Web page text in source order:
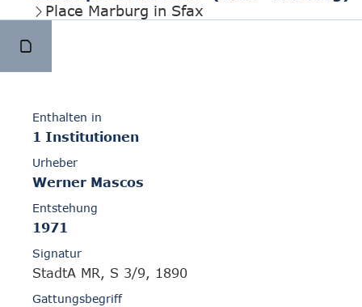
Place Marburg in Sfax
Enthalten in
1 Institutionen
Urheber
Werner Mascos
Entstehung
1971
Signatur
StadtA MR, S 3/9, 1890
Gattungsbegriff